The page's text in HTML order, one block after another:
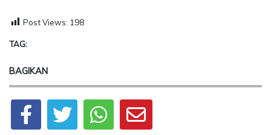
Post Views: 198
TAG:
BAGIKAN